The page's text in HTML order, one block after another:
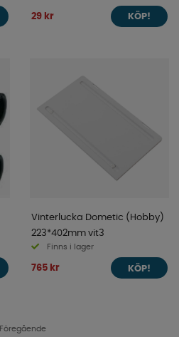
29 kr KÖP!
Vinterlucka Dometic (Hobby)
223*402mm vit3
Finns i lager
765 kr KÖP!
Föregående